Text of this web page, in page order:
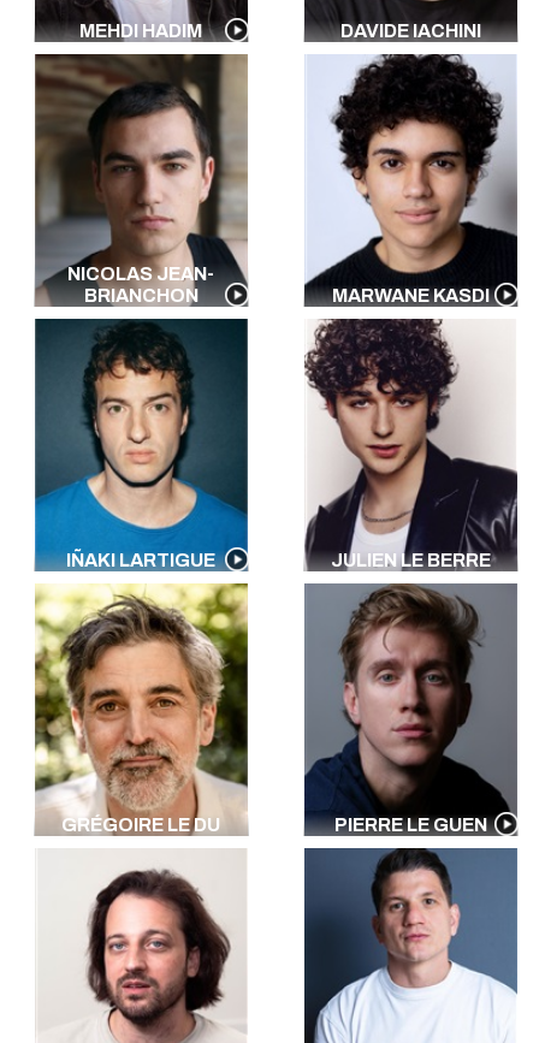
MEHDI HADIM DAVIDE IACHINI
NICOLAS JEAN-
BRIANCHON
MARWANE KASDI
IÑAKI LARTIGUE JULIEN LE BERRE
GRÉGOIRE LE DU PIERRE LE GUEN